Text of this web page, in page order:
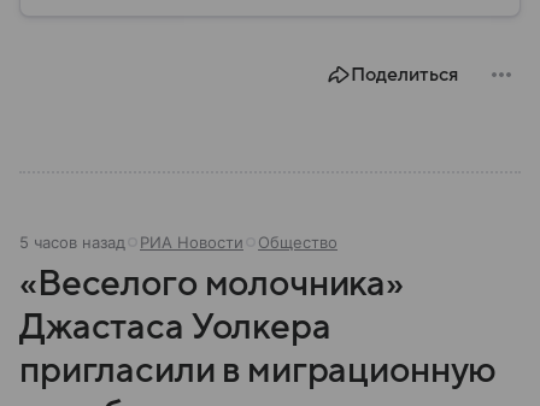
Поделиться
5 часов назад РИА Новости Общество
«Веселого молочника»
Джастаса Уолкера
пригласили в миграционную